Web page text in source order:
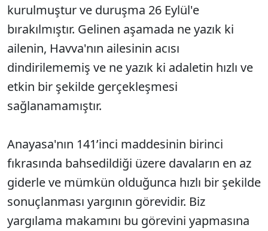
kurulmuştur ve duruşma 26 Eylül'e
bırakılmıştır. Gelinen aşamada ne yazık ki
ailenin, Havva'nın ailesinin acısı
dindirilememiş ve ne yazık ki adaletin hızlı ve
etkin bir şekilde gerçekleşmesi
sağlanamamıştır.
Anayasa'nın 141’inci maddesinin birinci
fıkrasında bahsedildiği üzere davaların en az
giderle ve mümkün olduğunca hızlı bir şekilde
sonuçlanması yargının görevidir. Biz
yargılama makamını bu görevini yapmasına